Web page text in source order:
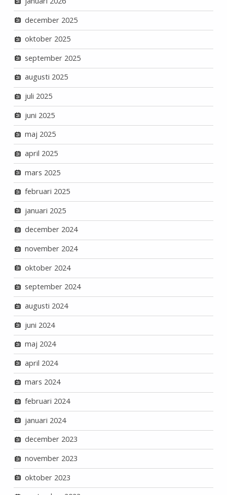
december 2025
oktober 2025
september 2025
augusti 2025
juli 2025
juni 2025
maj 2025
april 2025
mars 2025
februari 2025
januari 2025
december 2024
november 2024
oktober 2024
september 2024
augusti 2024
juni 2024
maj 2024
april 2024
mars 2024
februari 2024
januari 2024
december 2023
november 2023
oktober 2023